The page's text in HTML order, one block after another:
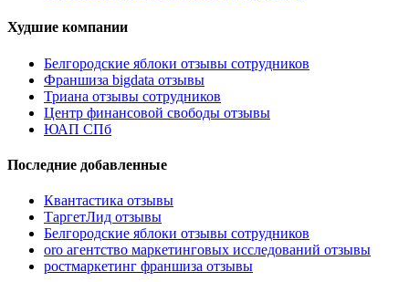
Худшие компании
Белгородские яблоки отзывы сотрудников
Франшиза bigdata отзывы
Триана отзывы сотрудников
Центр финансовой свободы отзывы
ЮАП СПб
Последние добавленные
Квантастика отзывы
ТаргетЛид отзывы
Белгородские яблоки отзывы сотрудников
oro агентство маркетинговых исследований отзывы
ростмаркетинг франшиза отзывы